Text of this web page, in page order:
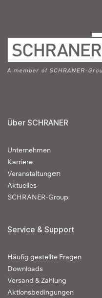
Über SCHRANER
Unternehmen
Karriere
Veranstaltungen
Aktuelles
SCHRANER-Group
Service & Support
Häufig gestellte Fragen
Downloads
Versand & Zahlung
Aktionsbedingungen